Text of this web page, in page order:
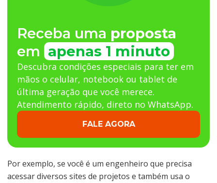
Receba uma proposta
em apenas 1 minuto
Descubra condições especiais para ter em
mãos o celular, notebook ou tablet de
última geração que você merece.
Atendimento rápido, direto no WhatsApp.
FALE AGORA
Por exemplo, se você é um engenheiro que precisa
acessar diversos sites de projetos e também usa o